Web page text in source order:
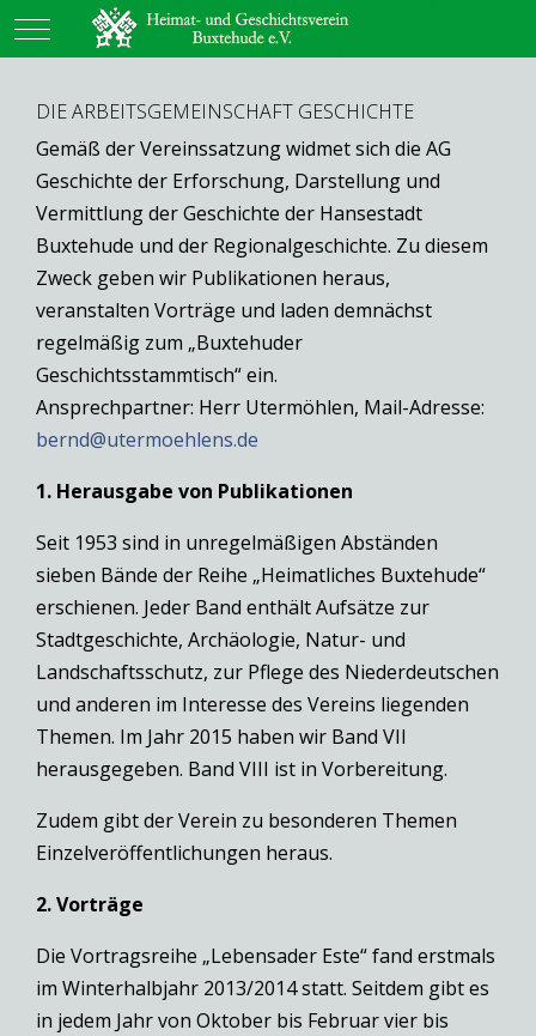
Mobile Menu Toggle
DIE ARBEITSGEMEINSCHAFT GESCHICHTE
Gemäß der Vereinssatzung widmet sich die AG
Geschichte der Erforschung, Darstellung und
Vermittlung der Geschichte der Hansestadt
Buxtehude und der Regionalgeschichte. Zu diesem
Zweck geben wir Publikationen heraus,
veranstalten Vorträge und laden demnächst
regelmäßig zum „Buxtehuder
Geschichtsstammtisch“ ein.
Ansprechpartner: Herr Utermöhlen, Mail-Adresse:
bernd@utermoehlens.de
1. Herausgabe von Publikationen
Seit 1953 sind in unregelmäßigen Abständen
sieben Bände der Reihe „Heimatliches Buxtehude“
erschienen. Jeder Band enthält Aufsätze zur
Stadtgeschichte, Archäologie, Natur- und
Landschaftsschutz, zur Pflege des Niederdeutschen
und anderen im Interesse des Vereins liegenden
Themen. Im Jahr 2015 haben wir Band VII
herausgegeben. Band VIII ist in Vorbereitung.
Zudem gibt der Verein zu besonderen Themen
Einzelveröffentlichungen heraus.
2. Vorträge
Die Vortragsreihe „Lebensader Este“ fand erstmals
im Winterhalbjahr 2013/2014 statt. Seitdem gibt es
in jedem Jahr von Oktober bis Februar vier bis